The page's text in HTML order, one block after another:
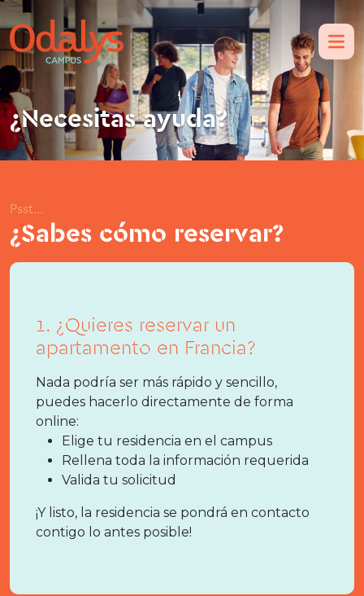
¿Necesitas ayuda?
Psst...
¿Sabes cómo reservar?
1. ¿Quieres reservar un
apartamento en Francia?
Nada podría ser más rápido y sencillo,
puedes hacerlo directamente de forma
online:
Elige tu residencia en el campus
Rellena toda la información requerida
Valida tu solicitud
¡Y listo, la residencia se pondrá en contacto
contigo lo antes posible!